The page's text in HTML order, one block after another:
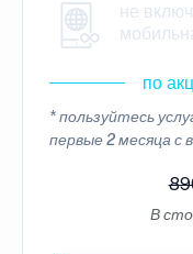
не
по
* пользуйтесь
первые 2 месяца с
В